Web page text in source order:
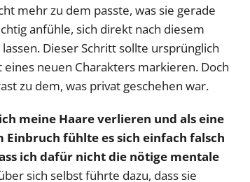
mehr zu dem passte, was sie gerade
anfühle, sich direkt nach diesem
Dieser Schritt sollte ursprünglich
neuen Charakters markieren. Doch
zu dem, was privat geschehen war.
meine Haare verlieren und als eine
Einbruch fühlte es sich einfach falsch
ich dafür nicht die nötige mentale
sich selbst führte dazu, dass sie